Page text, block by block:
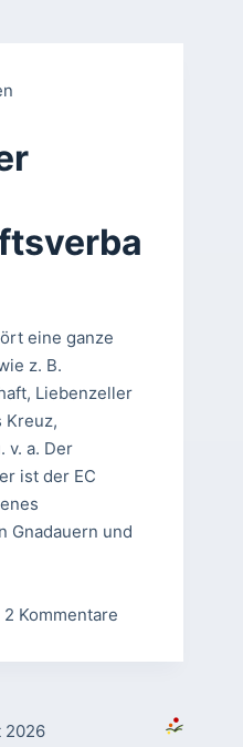
eine ganze
z. B.
Liebenzeller
Kreuz,
v. a. Der
ist der EC
Gnadauern und
2 Kommentare
2026